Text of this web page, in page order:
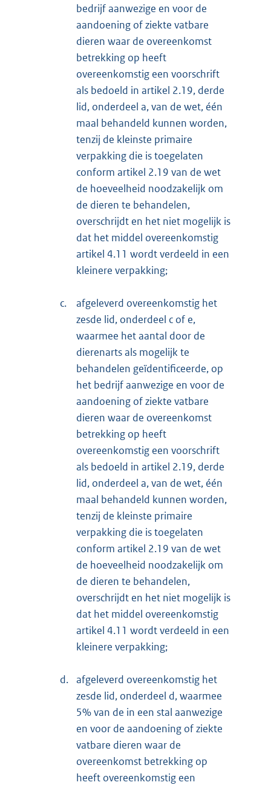
bedrijf aanwezige en voor de
aandoening of ziekte vatbare
dieren waar de overeenkomst
betrekking op heeft
overeenkomstig een voorschrift
als bedoeld in artikel 2.19, derde
lid, onderdeel a, van de wet, één
maal behandeld kunnen worden,
tenzij de kleinste primaire
verpakking die is toegelaten
conform artikel 2.19 van de wet
de hoeveelheid noodzakelijk om
de dieren te behandelen,
overschrijdt en het niet mogelijk is
dat het middel overeenkomstig
artikel 4.11 wordt verdeeld in een
kleinere verpakking;
c.
afgeleverd overeenkomstig het
zesde lid, onderdeel c of e,
waarmee het aantal door de
dierenarts als mogelijk te
behandelen geïdentificeerde, op
het bedrijf aanwezige en voor de
aandoening of ziekte vatbare
dieren waar de overeenkomst
betrekking op heeft
overeenkomstig een voorschrift
als bedoeld in artikel 2.19, derde
lid, onderdeel a, van de wet, één
maal behandeld kunnen worden,
tenzij de kleinste primaire
verpakking die is toegelaten
conform artikel 2.19 van de wet
de hoeveelheid noodzakelijk om
de dieren te behandelen,
overschrijdt en het niet mogelijk is
dat het middel overeenkomstig
artikel 4.11 wordt verdeeld in een
kleinere verpakking;
d. afgeleverd overeenkomstig het
zesde lid, onderdeel d, waarmee
5% van de in een stal aanwezige
en voor de aandoening of ziekte
vatbare dieren waar de
overeenkomst betrekking op
heeft overeenkomstig een